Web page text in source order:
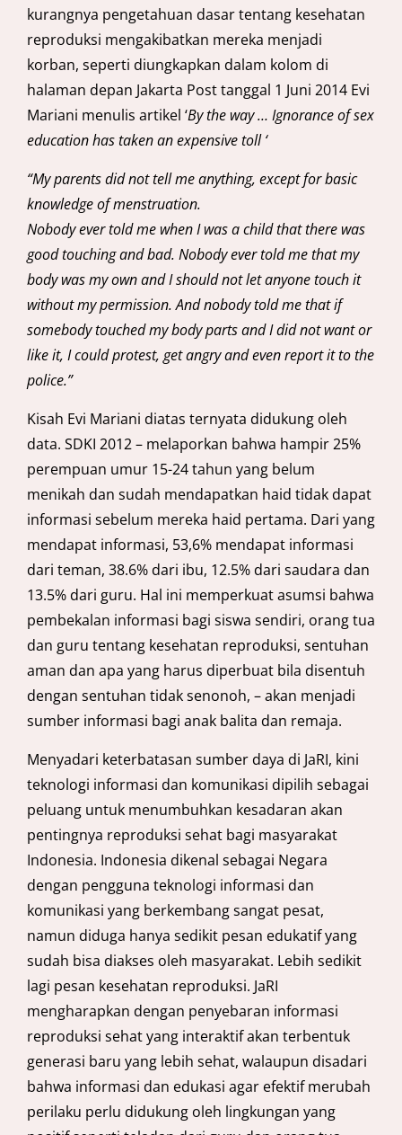
kurangnya pengetahuan dasar tentang kesehatan
reproduksi mengakibatkan mereka menjadi
korban, seperti diungkapkan dalam kolom di
halaman depan Jakarta Post tanggal 1 Juni 2014 Evi
Mariani menulis artikel ‘By the way … Ignorance of sex
education has taken an expensive toll‘
“My parents did not tell me anything, except for basic
knowledge of menstruation.
Nobody ever told me when I was a child that there was
good touching and bad. Nobody ever told me that my
body was my own and I should not let anyone touch it
without my permission. And nobody told me that if
somebody touched my body parts and I did not want or
like it, I could protest, get angry and even reportit to the
police.”
Kisah Evi Mariani diatas ternyata didukung oleh
data. SDKI 2012 – melaporkan bahwa hampir 25%
perempuan umur 15-24 tahun yang belum
menikah dan sudah mendapatkan haid tidak dapat
informasi sebelum mereka haid pertama. Dari yang
mendapat informasi, 53,6% mendapat informasi
dari teman, 38.6% dari ibu, 12.5% dari saudara dan
13.5% dari guru. Hal ini memperkuat asumsi bahwa
pembekalan informasi bagi siswa sendiri, orang tua
dan guru tentang kesehatan reproduksi, sentuhan
aman dan apa yang harus diperbuat bila disentuh
dengan sentuhan tidak senonoh, – akan menjadi
sumber informasi bagi anak balita dan remaja.
Menyadari keterbatasan sumber daya di JaRI, kini
teknologi informasi dan komunikasi dipilih sebagai
peluang untuk menumbuhkan kesadaran akan
pentingnya reproduksi sehat bagi masyarakat
Indonesia. Indonesia dikenal sebagai Negara
dengan pengguna teknologi informasi dan
komunikasi yang berkembang sangat pesat,
namun diduga hanya sedikit pesan edukatif yang
sudah bisa diakses oleh masyarakat. Lebih sedikit
lagi pesan kesehatan reproduksi. JaRI
mengharapkan dengan penyebaran informasi
reproduksi sehat yang interaktif akan terbentuk
generasi baru yang lebih sehat, walaupun disadari
bahwa informasi dan edukasi agar efektif merubah
perilaku perlu didukung oleh lingkungan yang